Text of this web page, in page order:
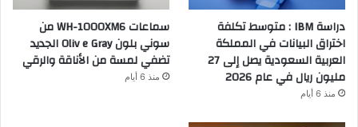
دراسة IBM : متوسط تكلفة
اختراق البيانات في المملكة
العربية السعودية يصل إلى 27
مليون ريال في عام 2026
منذ 6 أيام
سماعات WH-1000XM6 من
سوني بلون Oliv e Gray الجديد
تضفي لمسة من الأناقة والرقي
منذ 6 أيام